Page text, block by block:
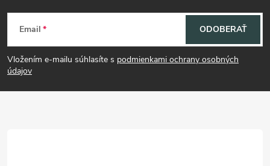
Z
á
p
Email
Vložením e-mailu súhlasíte s podmienkami ochrany osobných
údajov
ODOBERAŤ